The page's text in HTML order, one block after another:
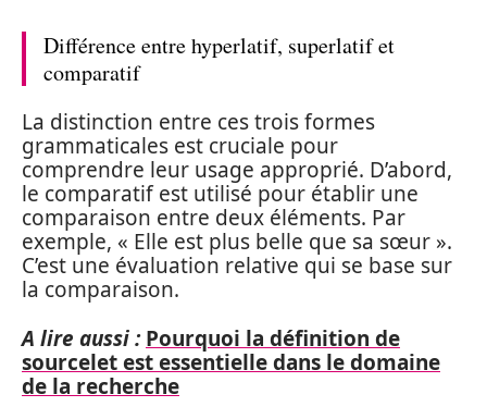
Différence entre hyperlatif, superlatif et
comparatif
La distinction entre ces trois formes
grammaticales est cruciale pour
comprendre leur usage approprié. D’abord,
le comparatif est utilisé pour établir une
comparaison entre deux éléments. Par
exemple, « Elle est plus belle que sa sœur ».
C’est une évaluation relative qui se base sur
la comparaison.
A lire aussi : Pourquoi la définition de
sourcelet est essentielle dans le domaine
de la recherche